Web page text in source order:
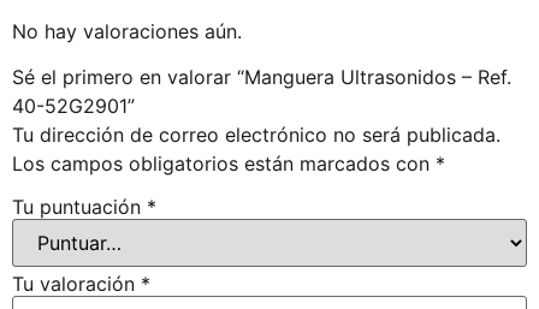
No hay valoraciones aún.
Sé el primero en valorar “Manguera Ultrasonidos – Ref.
40-52G2901”
Tu dirección de correo electrónico no será publicada.
Los campos obligatorios están marcados con *
Tu puntuación *
Tu valoración *